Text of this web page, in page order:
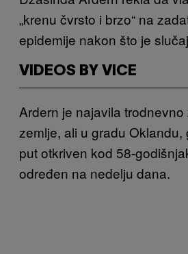
„krenu čvrsto i brzo“ na
epidemije nakon što je
VIDEOS BY VICE
Ardern je najavila
zemlje, ali u gradu Oklandu,
put otkriven kod 58-
određen na nedelju dana.